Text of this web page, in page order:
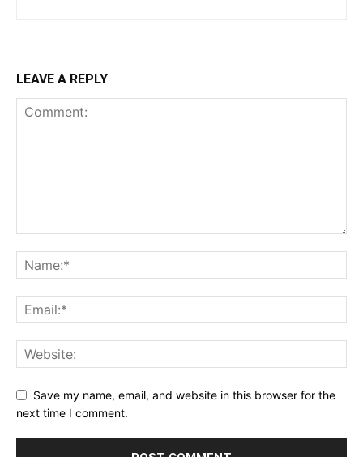
LEAVE A REPLY
Save my name, email, and website in this browser for the
next time I comment.